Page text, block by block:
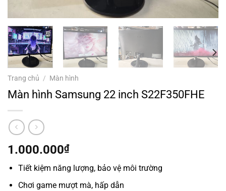
Trang chủ / Màn hình
Màn hình Samsung 22 inch S22F350FHE
1.000.000₫
Tiết kiệm năng lượng, bảo vệ môi trường
Chơi game mượt mà, hấp dẫn